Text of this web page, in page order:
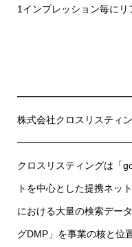
1インプレッション毎に
株式会社クロスリスティ
クロスリスティングは「
トを中心とした提携ネッ
における大量の検索デー
グDMP」を事業の核と位